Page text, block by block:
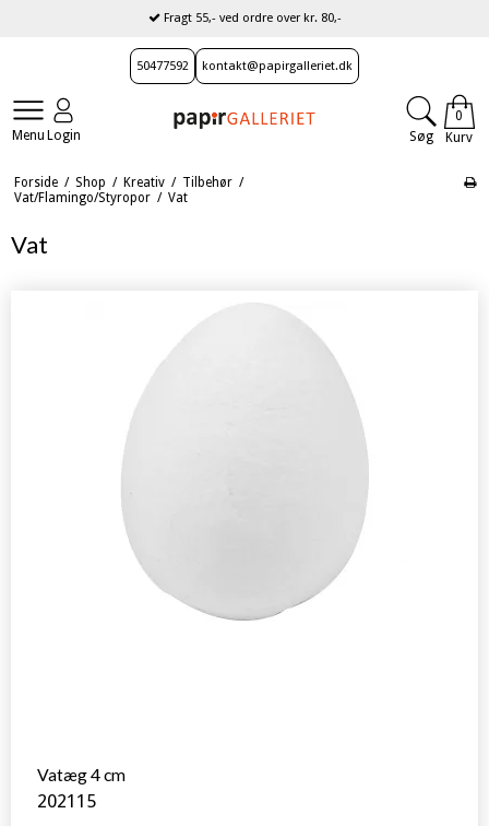
Fragt 55,- ved ordre over kr. 80,-
50477592 kontakt@papirgalleriet.dk
Menu Login
0
Kurv
Søg
Forside / Shop / Kreativ / Tilbehør /
Vat/Flamingo/Styropor / Vat
Vat
Vatæg 4 cm
202115